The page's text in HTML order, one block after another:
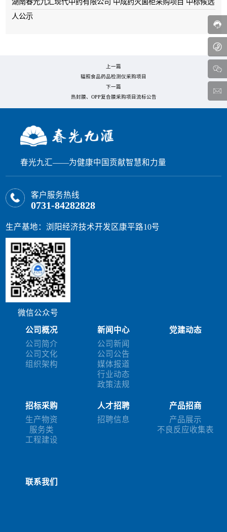
人公示
上一篇
辐照食品药品检测仪采购项目
下一篇
热封膜、OPP复合膜采购项目流标公告
春光九汇——为健康中国贡献智慧和力量
客户服务热线
0731-84282828
生产基地：浏阳经济技术开发区康平路10号
微信公众号
公司概况
公司简介
公司文化
组织架构
新闻中心
公司新闻
公司公告
媒体报道
行业动态
政策法规
党建动态
招标采购
生产物资
服务类
工程建设
人才招聘
招聘信息
产品招商
产品展示
不良反应收集表
联系我们